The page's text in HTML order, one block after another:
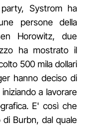
Systrom ha
persone della
Horowitz, due
ha mostrato il
500 mila dollari
hanno deciso di
a lavorare
E' così che
Burbn, dal quale